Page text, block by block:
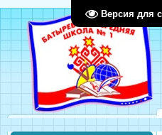
Версия для